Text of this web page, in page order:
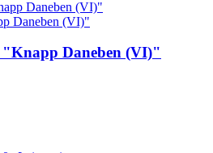
Daneben (VI)"
Daneben (VI)"